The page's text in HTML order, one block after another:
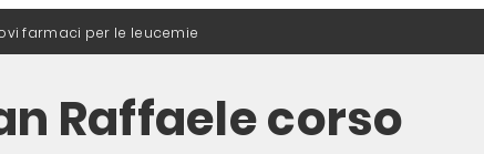
farmaci per le leucemie
Raffaele corso